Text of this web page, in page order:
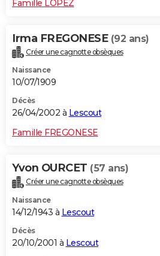
Famille LOPEZ
Irma FREGONESE (92 ans)
Créer une cagnotte obsèques
Naissance
10/07/1909
Décès
26/04/2002 à Lescout
Famille FREGONESE
Yvon OURCET (57 ans)
Créer une cagnotte obsèques
Naissance
14/12/1943 à Lescout
Décès
20/10/2001 à Lescout